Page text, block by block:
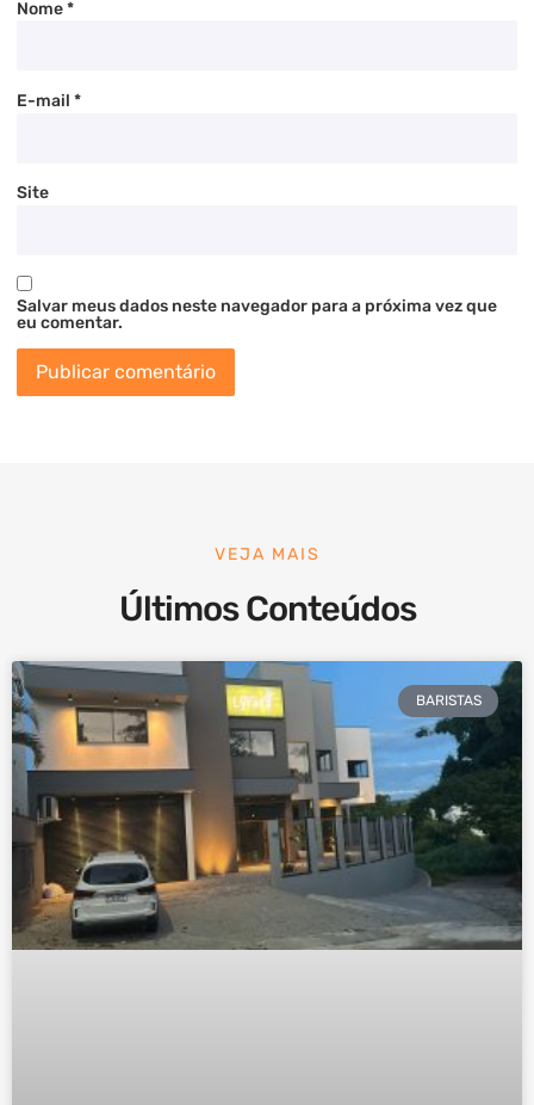
Nome*
E-mail *
Site
Salvar meus dados neste navegador para a próxima vez que
eu comentar.
VEJA MAIS
Últimos Conteúdos
BARISTAS